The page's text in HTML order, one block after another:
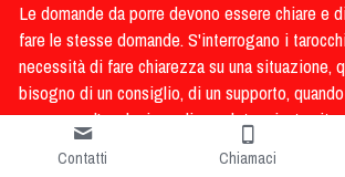
Le domande da porre devono essere chiare e
fare le stesse domande. S'interrogano i
necessità di fare chiarezza su una situazione,
bisogno di un consiglio, di un supporto,
conoscere l'evoluzione di una determinata
Contatti Chiamaci